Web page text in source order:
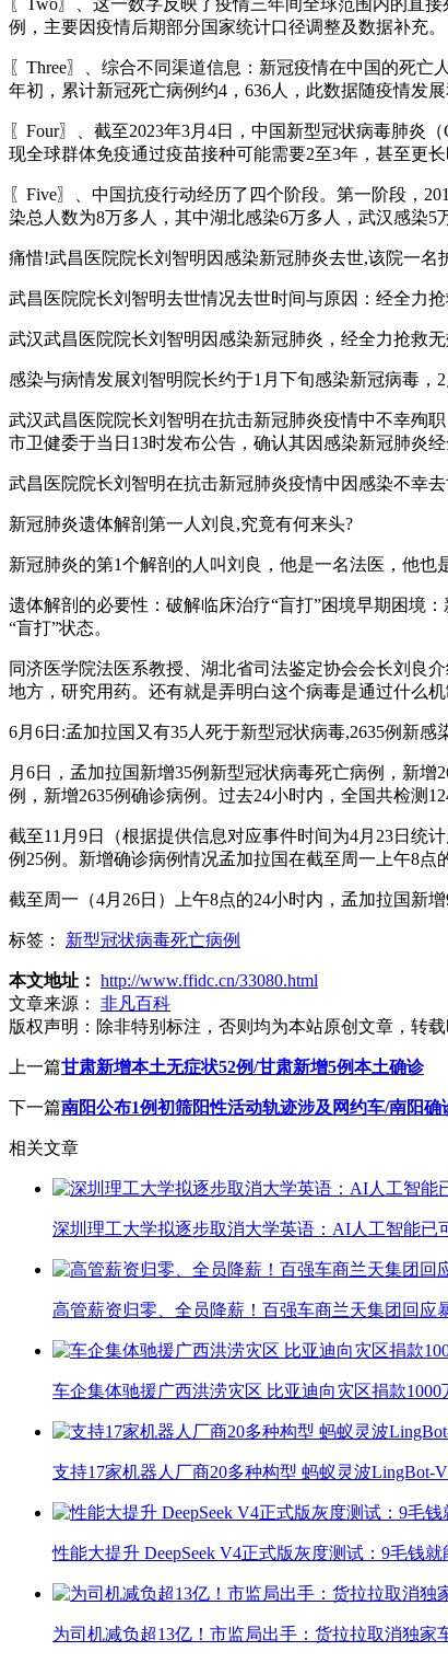
例，主要因疫情后期部分国家统计口径调整及数据补充。
〖Three〗、综合不同渠道信息：新冠疫情在中国的死
年初，累计新冠死亡病例约4，636人，此数据随疫情发展
〖Four〗、截至2023年3月4日，中国新型冠状病毒肺炎
现全球群体免疫通过疫苗接种可能需要2至3年，甚至更长
〖Five〗、中国抗疫行动经历了四个阶段。第一阶段，
染总人数为8万多人，其中湖北感染6万多人，武汉感染5
痛惜!武昌医院院长刘智明因感染新冠肺炎去世,该院一名
武昌医院院长刘智明去世情况去世时间与原因：经全力
武汉武昌医院院长刘智明因感染新冠肺炎，经全力抢救无
感染与病情发展刘智明院长约于1月下旬感染新冠病毒，
武汉武昌医院院长刘智明在抗击新冠肺炎疫情中不幸殉
市卫健委于当日13时发布公告，确认其因感染新冠肺炎
武昌医院院长刘智明在抗击新冠肺炎疫情中因感染不幸
新冠肺炎遗体解剖第一人刘良,究竟有何来头?
新冠肺炎的第1个解剖的人叫刘良，他是一名法医，他也
遗体解剖的必要性：破解临床治疗“盲打”困境早期困境
“盲打”状态。
同济医学院法医系教授、湖北省司法鉴定协会会长刘良
地方，研究用药。还有就是弄明白这个病毒是通过什么
6月6日:孟加拉国又有35人死于新型冠状病毒,2635例新感
月6日，孟加拉国新增35例新型冠状病毒死亡病例，新
例，新增2635例确诊病例。过去24小时内，全国共检测
截至11月9日（根据提供信息对应事件时间为4月23日统
例25例。新增确诊病例情况孟加拉国在截至周一上午8点
截至周一（4月26日）上午8点的24小时内，孟加拉国新
标签： 新型冠状病毒死亡病例
本文地址： http://www.ffidc.cn/33080.html
文章来源：
非凡百科
版权声明： 除非特别标注，否则均为本站原创文章，转
上一篇甘肃新增本土无症状52例/甘肃新增5例本土确诊
下一篇南阳公布1例初筛阳性活动轨迹涉及网约车/南阳确
相关文章
深圳理工大学拟逐步取消大学英语：AI人工智能已
高管薪资归零、全员降薪！百强车商兰天集团回应
车企集体驰援广西洪涝灾区 比亚迪向灾区捐款1000
支持17家机器人厂商20多种构型 蚂蚁灵波LingBot-
性能大提升 DeepSeek V4正式版灰度测试：9毛钱
为司机减负超13亿！市监局出手：货拉拉取消独家